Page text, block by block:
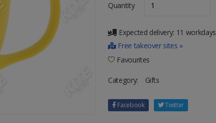
Quantity
Expected delivery: 11 workdays
Free takeover sites »
Favourites
Category: Gifts
Facebook Twitter